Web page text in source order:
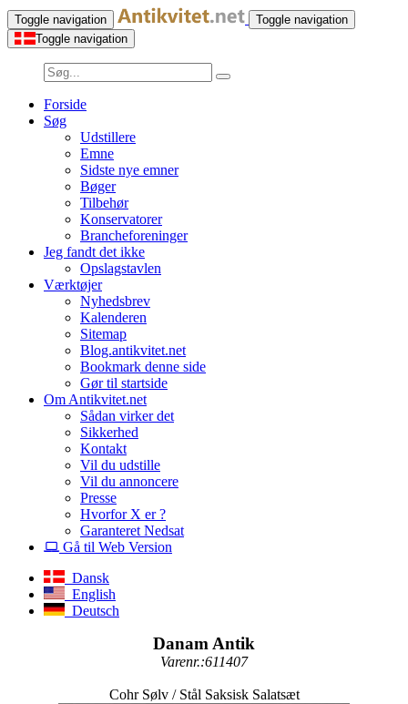
Toggle navigation
Toggle navigation
Toggle navigation
Forside
Søg
Udstillere
Emne
Sidste nye emner
Bøger
Tilbehør
Konservatorer
Brancheforeninger
Jeg fandt det ikke
Opslagstavlen
Værktøjer
Nyhedsbrev
Kalenderen
Sitemap
Blog.antikvitet.net
Bookmark denne side
Gør til startside
Om Antikvitet.net
Sådan virker det
Sikkerhed
Kontakt
Vil du udstille
Vil du annoncere
Presse
Hvorfor X er ?
Garanteret Nedsat
Gå til Web Version
Dansk
English
Deutsch
Danam Antik
Varenr.:611407
Cohr Sølv / Stål Saksisk Salatsæt